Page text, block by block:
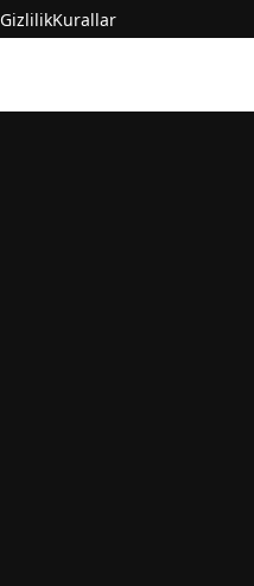
GizlilikKurallar